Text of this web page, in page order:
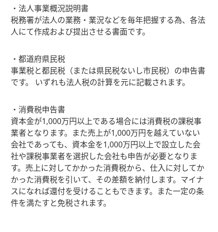
・法人事業概況説明書
税務署が法人の業務・業況などを毎年把握する為、各法
人にて作成および提出させる書面です。
・都道府県民税
事業税と都民税（または県民税ないし市民税）の申告書
です。 いずれも法人税の計算を元に記載されます。
・消費税申告書
資本金が1,000万円以上である場合には消費税の課税事
業者となります。また売上が1,000万円を越えていない
会社であっても、資本金を1,000万円以上で設立した会
社や課税事業者を選択した会社も申告が必要となりま
す。売上に対してかかった消費税から、仕入に対してか
かった消費税を引いて、その差額を納付します。マイナ
スになれば還付を受けることもできます。また一定の条
件を満たすと免税されます。